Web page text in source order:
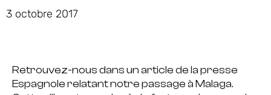
3 octobre 2017
Retrouvez-nous dans un article de la presse
Espagnole relatant notre passage à Malaga.